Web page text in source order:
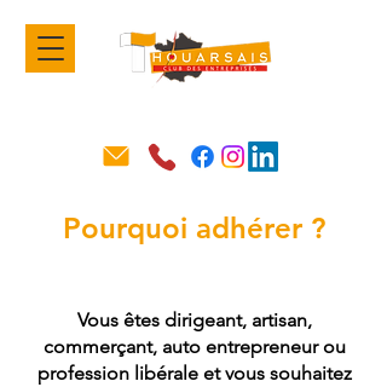
Pourquoi adhérer ?
Vous êtes dirigeant, artisan,
commerçant, auto entrepreneur ou
profession libérale et vous souhaitez